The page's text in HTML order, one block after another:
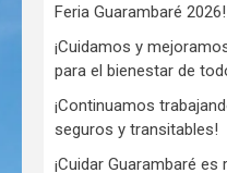
Feria Guarambaré 2026!
¡Cuidamos y
para el bienestar de
¡Continuamos
seguros y transitables!
¡Cuidar Guarambaré